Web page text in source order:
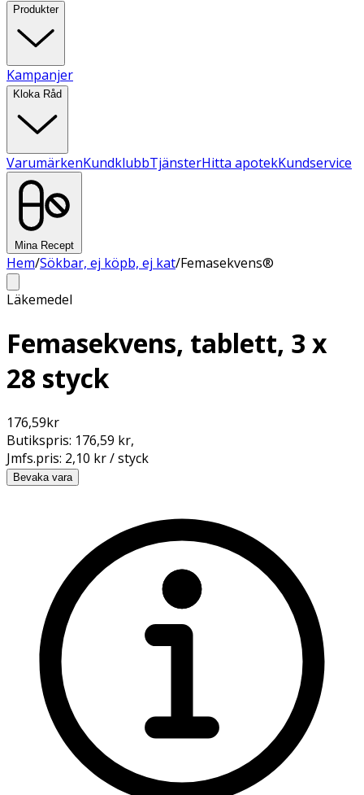
Produkter
Kampanjer
Kloka Råd
VarumärkenKundklubbTjänsterHitta apotekKundservice
Mina Recept
Hem/Sökbar, ej köpb, ej kat/Femasekvens®
Läkemedel
Femasekvens, tablett, 3 x
28 styck
176,59kr
Butikspris: 176,59 kr,
Jmfs.pris: 2,10 kr / styck
Bevaka vara